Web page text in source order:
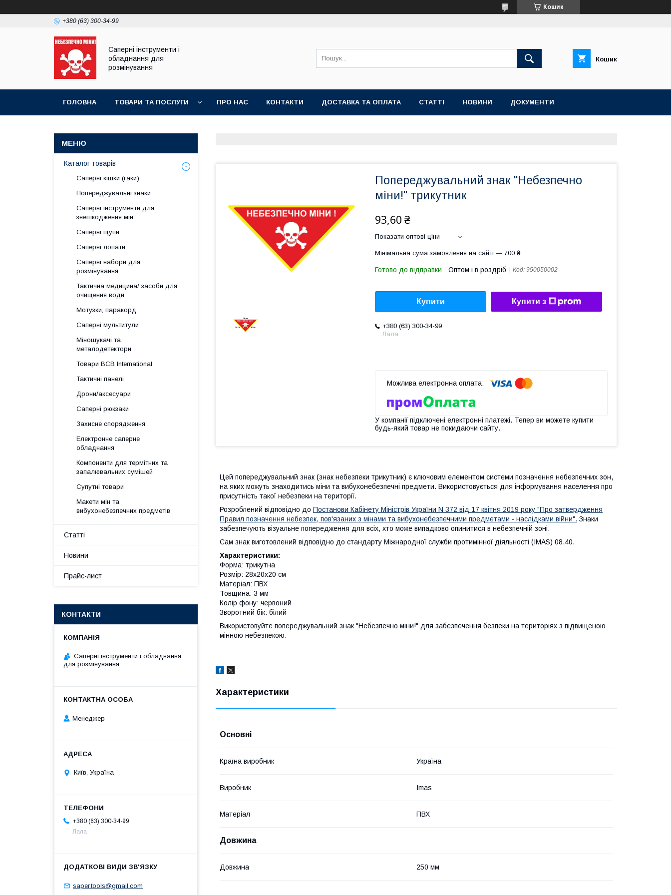
Кошик
+380 (63) 300-34-99
Саперні інструменти і
обладнання для
розмінування
Кошик
ГОЛОВНА ТОВАРИ ТА ПОСЛУГИ ПРО НАС КОНТАКТИ ДОСТАВКА ТА ОПЛАТА СТАТТІ НОВИНИ ДОКУМЕНТИ
Попереджувальний знак "Небезпечно
міни!" трикутник
93,60 ₴
Показати оптові ціни
Мінімальна сума замовлення на сайті — 700 ₴
Готово до відправки Оптом і в роздріб Код: 950050002
Купити Купити з
+380 (63) 300-34-99
Лала
У компанії підключені електронні платежі. Тепер ви можете купити
будь-який товар не покидаючи сайту.
Цей попереджувальний знак (знак небезпеки трикутник) є ключовим елементом системи позначення небезпечних зон,
на яких можуть знаходитись міни та вибухонебезпечні предмети. Використовується для інформування населення про
присутність такої небезпеки на території.
Розроблений відповідно до Постанови Кабінету Міністрів України N 372 від 17 квітня 2019 року "Про затвердження
Правил позначення небезпек, пов'язаних з мінами та вибухонебезпечними предметами - наслідками війни". Знаки
забезпечують візуальне попередження для всіх, хто може випадково опинитися в небезпечній зоні.
Сам знак виготовлений відповідно до стандарту Міжнародної служби протимінної діяльності (IMAS) 08.40.
Характеристики:
Форма: трикутна
Розмір: 28х20х20 см
Матеріал: ПВХ
Товщина: 3 мм
Колір фону: червоний
Зворотний бік: білий
Використовуйте попереджувальний знак "Небезпечно міни!" для забезпечення безпеки на територіях з підвищеною
мінною небезпекою.
Характеристики
Основні
Країна виробник Україна
Виробник Imas
Матеріал ПВХ
Довжина
Довжина 250 мм
Каталог товарів
Саперні кішки (гаки)
Попереджувальні знаки
Саперні інструменти для
знешкодження мін
Саперні щупи
Саперні лопати
Саперні набори для
розмінування
Тактична медицина/ засоби для
очищення води
Мотузки, паракорд
Саперні мультитули
Міношукачі та
металодетектори
Товари BCB International
Тактичні панелі
Дрони/аксесуари
Саперні рюкзаки
Захисне спорядження
Електронне саперне
обладнання
Компоненти для термітних та
запалювальних сумішей
Супутні товари
Макети мін та
вибухонебезпечних предметів
Статті
Новини
Прайс-лист
КОНТАКТИ
Саперні інструменти і обладнання
для розмінування
Менеджер
Київ, Україна
+380 (63) 300-34-99
Лала
saper.tools@gmail.com